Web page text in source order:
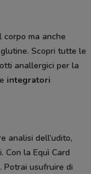
ma anche
Scopri tutte le
anallergici per la
integratori
analisi dell’udito,
la Equì Card
Potrai usufruire di